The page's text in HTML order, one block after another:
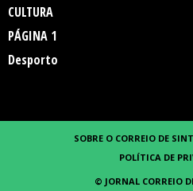
CULTURA
PÁGINA 1
Desporto
SOBRE O CORREIO DE
POLÍTICA DE
© JORNAL CORREIO